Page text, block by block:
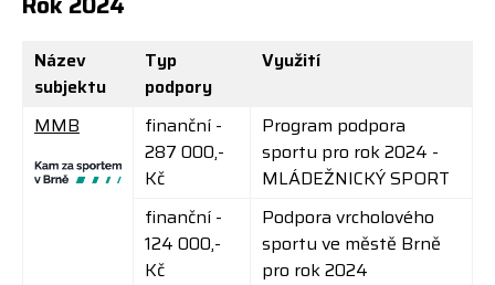
Název
subjektu
Typ
podpory
Využití
MMB
finanční -
287 000,-
Kč
Program podpora
sportu pro rok 2024 -
MLÁDEŽNICKÝ SPORT
finanční -
124 000,-
Kč
Podpora vrcholového
sportu ve městě Brně
pro rok 2024